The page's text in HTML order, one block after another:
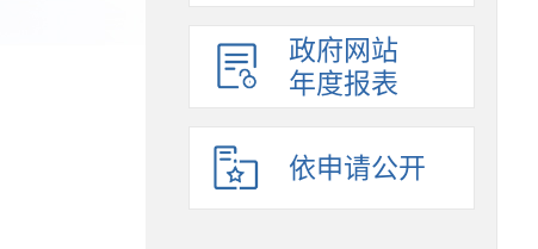
政府网站
年度报表
依申请公开